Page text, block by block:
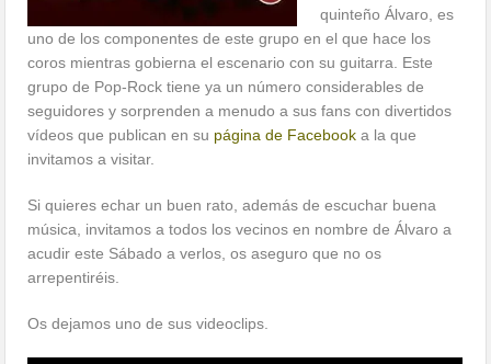
quinteño Álvaro, es
uno de los componentes de este grupo en el que hace los
coros mientras gobierna el escenario con su guitarra. Este
grupo de Pop-Rock tiene ya un número considerables de
seguidores y sorprenden a menudo a sus fans con divertidos
vídeos que publican en su página de Facebook a la que
invitamos a visitar.
Si quieres echar un buen rato, además de escuchar buena
música, invitamos a todos los vecinos en nombre de Álvaro a
acudir este Sábado a verlos, os aseguro que no os
arrepentiréis.
Os dejamos uno de sus videoclips.